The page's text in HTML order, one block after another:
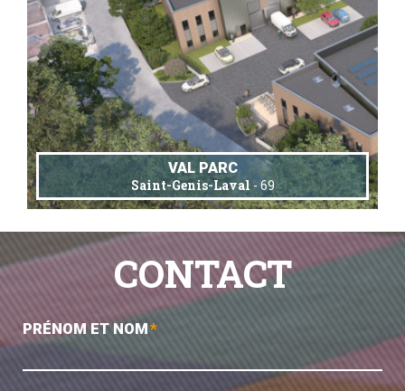
VAL PARC
Saint-Genis-Laval- 69
CONTACT
PRÉNOM ET NOM*